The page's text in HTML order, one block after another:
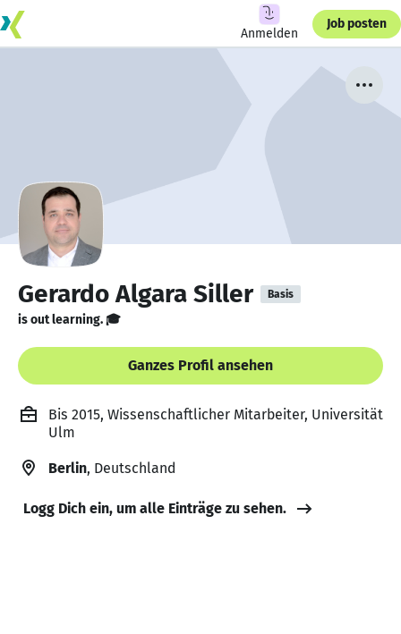
Anmelden
Job posten
Gerardo Algara Siller Basis
is out learning. 🎓
Ganzes Profil ansehen
Bis 2015, Wissenschaftlicher Mitarbeiter, Universität
Ulm
Berlin, Deutschland
Logg Dich ein, um alle Einträge zu sehen.